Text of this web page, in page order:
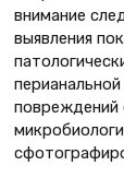
внимание
выявления
повреждений